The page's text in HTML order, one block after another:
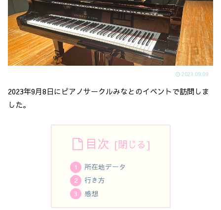
2023.09.09
2023年9月8日にピアノサークルみなとのイベントで訪問しま
した。
目次
所在地データ
行き方
感想